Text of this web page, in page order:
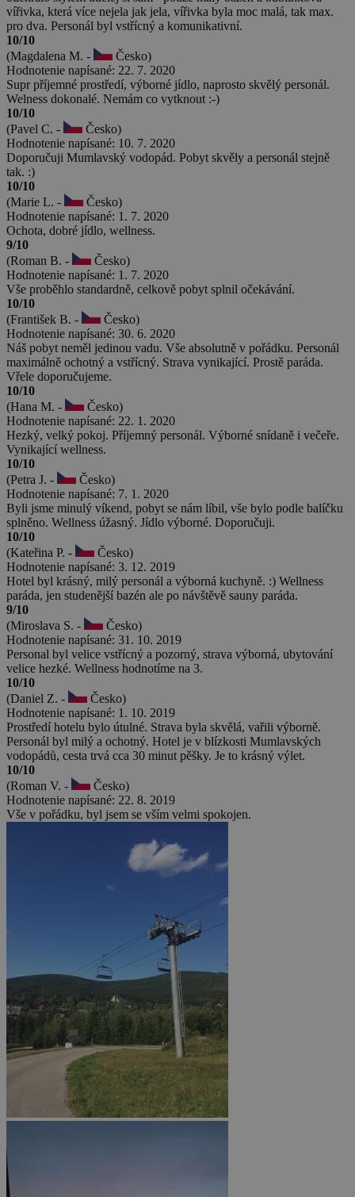
vířivka, která více nejela jak jela, vířivka byla moc malá, tak max.
pro dva. Personál byl vstřícný a komunikativní.
10/10
(Magdalena M. -
Česko)
Hodnotenie napísané: 22. 7. 2020
Supr příjemné prostředí, výborné jídlo, naprosto skvělý personál.
Welness dokonalé. Nemám co vytknout :-)
10/10
(Pavel C. -
Česko)
Hodnotenie napísané: 10. 7. 2020
Doporučuji Mumlavský vodopád. Pobyt skvěly a personál stejně
tak. :)
10/10
(Marie L. -
Česko)
Hodnotenie napísané: 1. 7. 2020
Ochota, dobré jídlo, wellness.
9/10
(Roman B. -
Česko)
Hodnotenie napísané: 1. 7. 2020
Vše proběhlo standardně, celkově pobyt splnil očekávání.
10/10
(František B. -
Česko)
Hodnotenie napísané: 30. 6. 2020
Náš pobyt neměl jedinou vadu. Vše absolutně v pořádku. Personál
maximálně ochotný a vstřícný. Strava vynikající. Prostě paráda.
Vřele doporučujeme.
10/10
(Hana M. -
Česko)
Hodnotenie napísané: 22. 1. 2020
Hezký, velký pokoj. Příjemný personál. Výborné snídaně i večeře.
Vynikající wellness.
10/10
(Petra J. -
Česko)
Hodnotenie napísané: 7. 1. 2020
Byli jsme minulý víkend, pobyt se nám líbil, vše bylo podle balíčku
splněno. Wellness úžasný. Jídlo výborné. Doporučuji.
10/10
(Kateřina P. -
Česko)
Hodnotenie napísané: 3. 12. 2019
Hotel byl krásný, milý personál a výborná kuchyně. :) Wellness
paráda, jen studenější bazén ale po návštěvě sauny paráda.
9/10
(Miroslava S. -
Česko)
Hodnotenie napísané: 31. 10. 2019
Personal byl velice vstřícný a pozorný, strava výborná, ubytování
velice hezké. Wellness hodnotíme na 3.
10/10
(Daniel Z. -
Česko)
Hodnotenie napísané: 1. 10. 2019
Prostředí hotelu bylo útulné. Strava byla skvělá, vařili výborně.
Personál byl milý a ochotný. Hotel je v blízkosti Mumlavských
vodopádů, cesta trvá cca 30 minut pěšky. Je to krásný výlet.
10/10
(Roman V. -
Česko)
Hodnotenie napísané: 22. 8. 2019
Vše v pořádku, byl jsem se vším velmi spokojen.